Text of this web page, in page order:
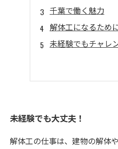
千葉で働く魅力
解体工になるため
未経験でもチャレン
未経験でも大丈夫！
解体工の仕事は、建物の解体